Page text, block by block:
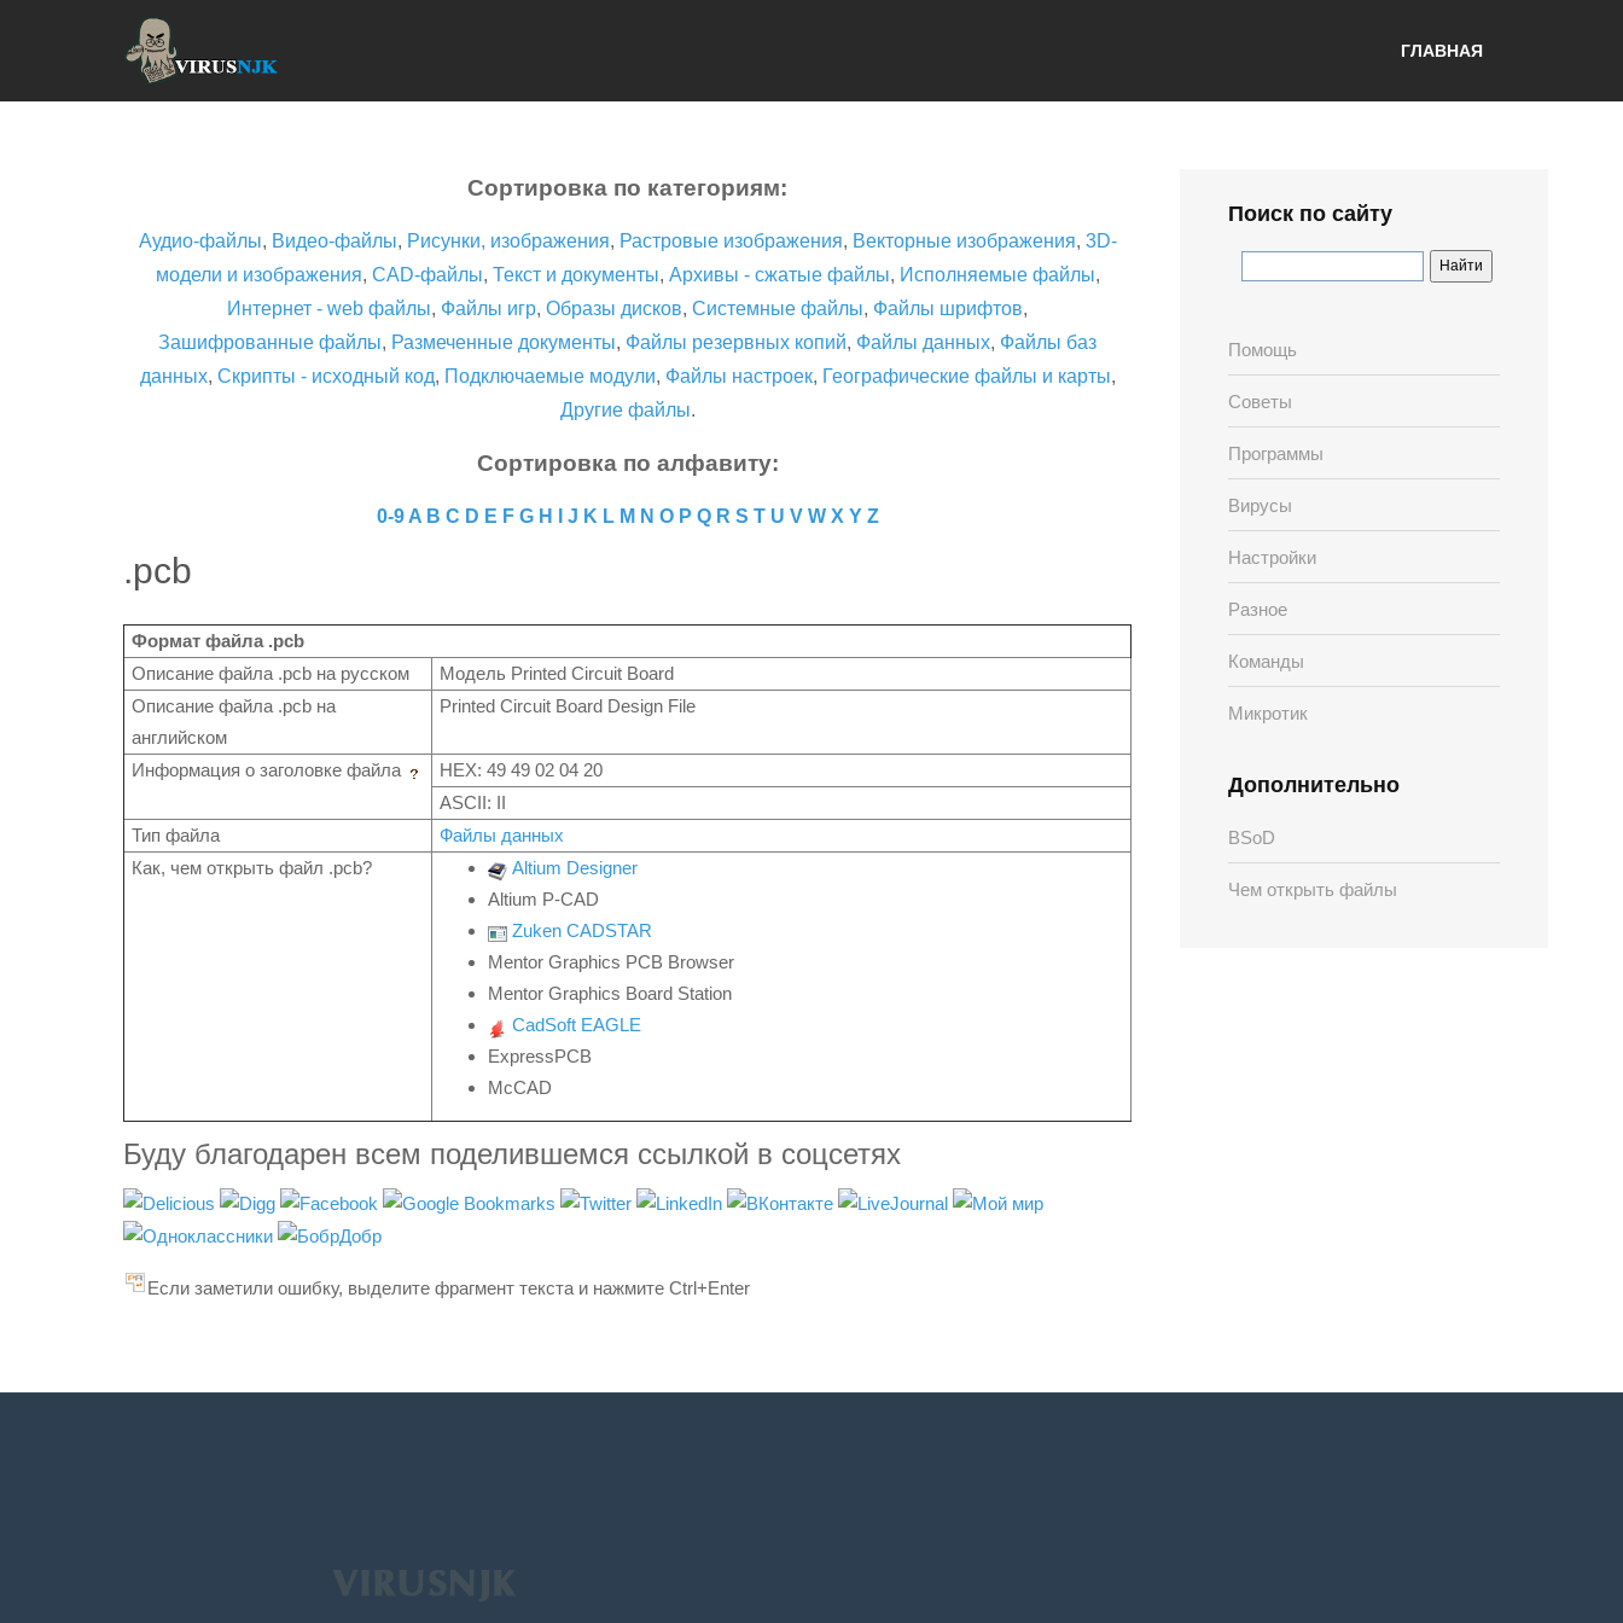
ГЛАВНАЯ
Сортировка по категориям:
Аудио-файлы, Видео-файлы, Рисунки, изображения, Растровые изображения, Векторные изображения, 3D-
модели и изображения, CAD-файлы, Текст и документы, Архивы - сжатые файлы, Исполняемые файлы,
Интернет - web файлы, Файлы игр, Образы дисков, Системные файлы, Файлы шрифтов,
Зашифрованные файлы, Размеченные документы, Файлы резервных копий, Файлы данных, Файлы баз
данных, Скрипты - исходный код, Подключаемые модули, Файлы настроек, Географические файлы и карты,
Другие файлы.
Сортировка по алфавиту:
0-9 A B C D E F G H J K L M N O P Q R S T U V W X Y Z
.pcb
Формат файла .pcb
Описание файла .pcb на русском
Модель Printed Circuit Board
Описание файла .pcb на
английском
Printed Circuit Board Design File
Информация о заголовке файла
HEX: 49 49 02 04 20
ASCII: II
Тип файла
Файлы данных
Как, чем открыть файл .pcb?
Altium Designer
Altium P-CAD
Zuken CADSTAR
Mentor Graphics PCB Browser
Mentor Graphics Board Station
CadSoft EAGLE
ExpressPCB
McCAD
Буду благодарен всем поделившемся ссылкой в соцсетях
Если заметили ошибку, выделите фрагмент текста и нажмите Ctrl+Enter
Поиск по сайту
Помощь
Советы
Программы
Вирусы
Настройки
Разное
Команды
Микротик
Дополнительно
BSoD
Чем открыть файлы